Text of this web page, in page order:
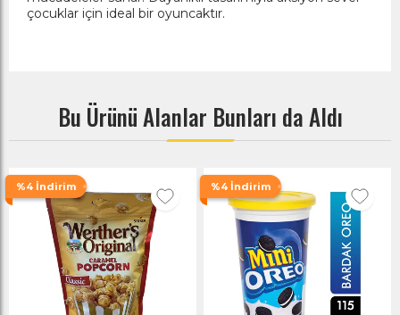
çocuklar için ideal bir oyuncaktır.
Bu Ürünü Alanlar Bunları da Aldı
%4 İndirim %4 İndirim